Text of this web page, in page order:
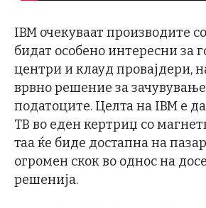
IBM очекуваат производите
бидат особено интересни за
центри и клауд провајдери,
врвно решение за
податоците. Целта на IBM е
TB во еден кертриџ со
таа ќе биде достапна на
огромен скок во однос на
решенија.